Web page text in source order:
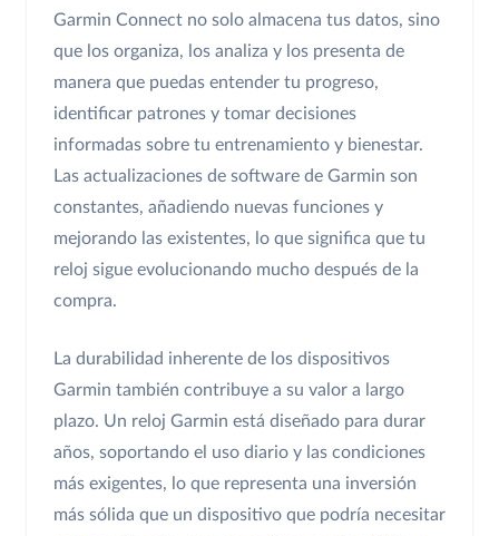
Garmin Connect no solo almacena tus datos, sino
que los organiza, los analiza y los presenta de
manera que puedas entender tu progreso,
identificar patrones y tomar decisiones
informadas sobre tu entrenamiento y bienestar.
Las actualizaciones de software de Garmin son
constantes, añadiendo nuevas funciones y
mejorando las existentes, lo que significa que tu
reloj sigue evolucionando mucho después de la
compra.
La durabilidad inherente de los dispositivos
Garmin también contribuye a su valor a largo
plazo. Un reloj Garmin está diseñado para durar
años, soportando el uso diario y las condiciones
más exigentes, lo que representa una inversión
más sólida que un dispositivo que podría necesitar